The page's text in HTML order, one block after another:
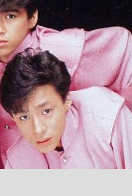
表“敗戦”の真実 選手が明かす...
子